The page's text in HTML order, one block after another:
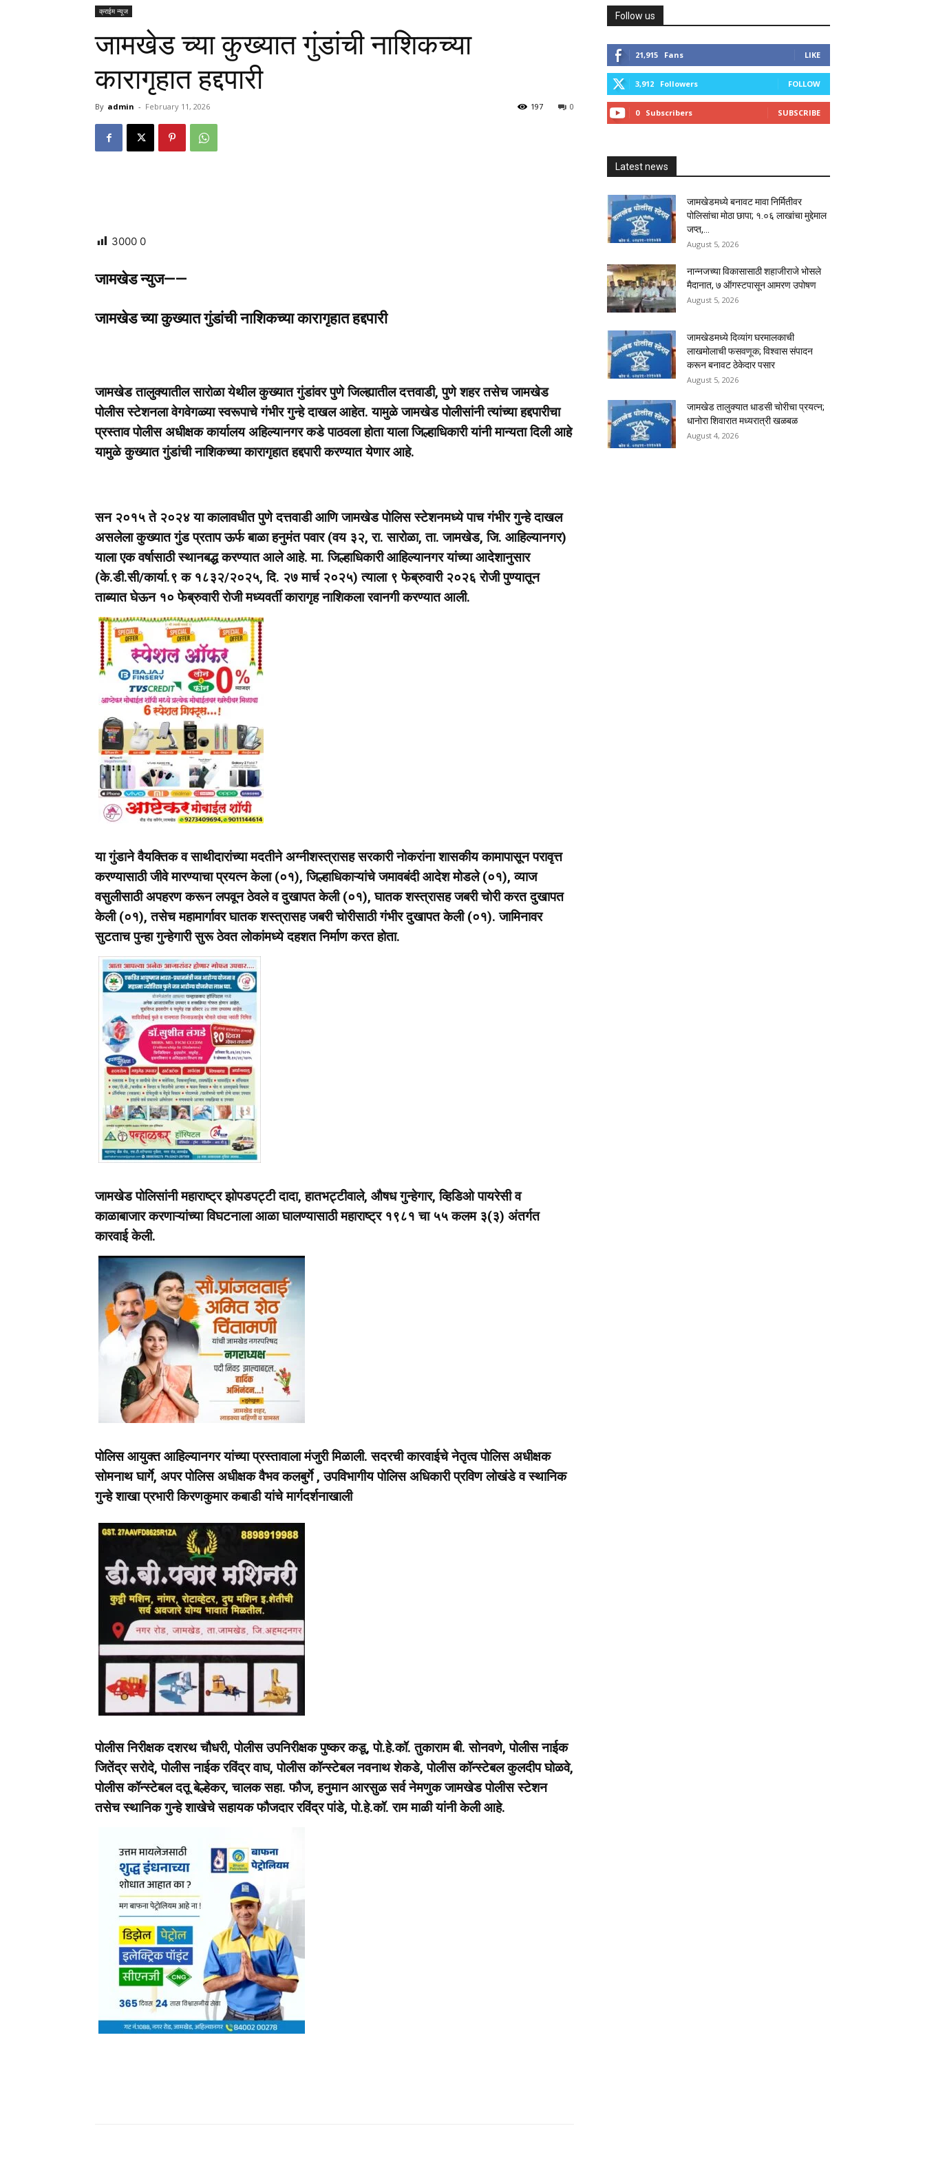
क्राईम न्यूज
जामखेड च्या कुख्यात गुंडांची नाशिकच्या
कारागृहात हद्दपारी
By admin - February 11, 2026 0
197
3000 0
जामखेड न्युज——
जामखेड च्या कुख्यात गुंडांची नाशिकच्या कारागृहात हद्दपारी
जामखेड तालुक्यातील सारोळा येथील कुख्यात गुंडांवर पुणे जिल्ह्यातील दत्तवाडी, पुणे शहर तसेच जामखेड
पोलीस स्टेशनला वेगवेगळ्या स्वरूपाचे गंभीर गुन्हे दाखल आहेत. यामुळे जामखेड पोलीसांनी त्यांच्या हद्दपारीचा
प्रस्ताव पोलीस अधीक्षक कार्यालय अहिल्यानगर कडे पाठवला होता याला जिल्हाधिकारी यांनी मान्यता दिली आहे
यामुळे कुख्यात गुंडांची नाशिकच्या कारागृहात हद्दपारी करण्यात येणार आहे.
सन २०१५ ते २०२४ या कालावधीत पुणे दत्तवाडी आणि जामखेड पोलिस स्टेशनमध्ये पाच गंभीर गुन्हे दाखल
असलेला कुख्यात गुंड प्रताप ऊर्फ बाळा हनुमंत पवार (वय ३२, रा. सारोळा, ता. जामखेड, जि. आहिल्यानगर)
याला एक वर्षासाठी स्थानबद्ध करण्यात आले आहे. मा. जिल्हाधिकारी आहिल्यानगर यांच्या आदेशानुसार
(के.डी.सी/कार्या.९ क १८३२/२०२५, दि. २७ मार्च २०२५) त्याला ९ फेब्रुवारी २०२६ रोजी पुण्यातून
ताब्यात घेऊन १० फेब्रुवारी रोजी मध्यवर्ती कारागृह नाशिकला रवानगी करण्यात आली.
या गुंडाने वैयक्तिक व साथीदारांच्या मदतीने अग्नीशस्त्रासह सरकारी नोकरांना शासकीय कामापासून परावृत्त
करण्यासाठी जीवे मारण्याचा प्रयत्न केला (०१), जिल्हाधिकाऱ्यांचे जमावबंदी आदेश मोडले (०१), व्याज
वसुलीसाठी अपहरण करून लपवून ठेवले व दुखापत केली (०१), घातक शस्त्रासह जबरी चोरी करत दुखापत
केली (०१), तसेच महामार्गावर घातक शस्त्रासह जबरी चोरीसाठी गंभीर दुखापत केली (०१). जामिनावर
सुटताच पुन्हा गुन्हेगारी सुरू ठेवत लोकांमध्ये दहशत निर्माण करत होता.
जामखेड पोलिसांनी महाराष्ट्र झोपडपट्टी दादा, हातभट्टीवाले, औषध गुन्हेगार, व्हिडिओ पायरेसी व
काळाबाजार करणाऱ्यांच्या विघटनाला आळा घालण्यासाठी महाराष्ट्र १९८१ चा ५५ कलम ३(३) अंतर्गत
कारवाई केली.
पोलिस आयुक्त आहिल्यानगर यांच्या प्रस्तावाला मंजुरी मिळाली. सदरची कारवाईचे नेतृत्व पोलिस अधीक्षक
सोमनाथ घार्गे, अपर पोलिस अधीक्षक वैभव कलबुर्गे , उपविभागीय पोलिस अधिकारी प्रविण लोखंडे व स्थानिक
गुन्हे शाखा प्रभारी किरणकुमार कबाडी यांचे मार्गदर्शनाखाली
पोलीस निरीक्षक दशरथ चौधरी, पोलीस उपनिरीक्षक पुष्कर कडू, पो.हे.कॉ. तुकाराम बी. सोनवणे, पोलीस नाईक
जितेंद्र सरोदे, पोलीस नाईक रविंद्र वाघ, पोलीस कॉन्स्टेबल नवनाथ शेकडे, पोलीस कॉन्स्टेबल कुलदीप घोळवे,
पोलीस कॉन्स्टेबल दतू बेल्हेकर, चालक सहा. फौज, हनुमान आरसुळ सर्व नेमणुक जामखेड पोलीस स्टेशन
तसेच स्थानिक गुन्हे शाखेचे सहायक फौजदार रविंद्र पांडे, पो.हे.कॉ. राम माळी यांनी केली आहे.
Follow us
21,915 Fans LIKE
3,912 Followers FOLLOW
0 Subscribers SUBSCRIBE
Latest news
जामखेडमध्ये बनावट मावा निर्मितीवर
पोलिसांचा मोठा छापा; १.०६ लाखांचा मुद्देमाल
जप्त,...
August 5, 2026
नान्नजच्या विकासासाठी शहाजीराजे भोसले
मैदानात, ७ ऑगस्टपासून आमरण उपोषण
August 5, 2026
जामखेडमध्ये दिव्यांग घरमालकाची
लाखमोलाची फसवणूक; विश्वास संपादन
करून बनावट ठेकेदार पसार
August 5, 2026
जामखेड तालुक्यात धाडसी चोरीचा प्रयत्न;
धानोरा शिवारात मध्यरात्री खळबळ
August 4, 2026